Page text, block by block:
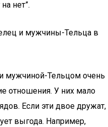
нет”.
и мужчины-Тельца в
Тельцом очень
отношения. У них мало
Если эти двое дружат,
выгода. Например,